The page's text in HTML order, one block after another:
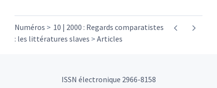
Numéros
10 | 2000 : Regards comparatistes
: les littératures slaves
Articles
ISSN électronique 2966-8158